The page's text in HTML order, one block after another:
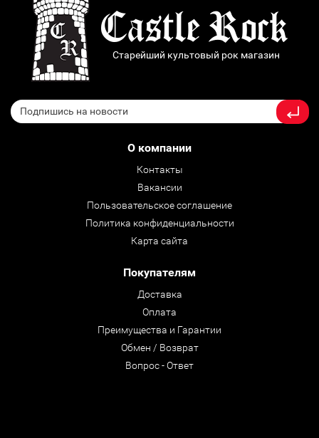
Старейший культовый рок магазин
О компании
Контакты
Вакансии
Пользовательское соглашение
Политика конфиденциальности
Карта сайта
Покупателям
Доставка
Оплата
Преимущества и Гарантии
Обмен / Возврат
Вопрос - Ответ